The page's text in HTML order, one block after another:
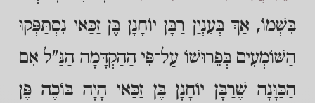
בִּשְׁמוֹ, אַךְ בְּעִנְיַן רַבָּן יוֹחָנָן בֶּן זַכַּאי נִסְתַּפְּקוּ
הַשּׁוֹמְעִים בְּפֵרוּשׁוֹ עַל־פִּי הַהַקְדָּמָה הַנַּ"ל אִם
הַכַּוָּנָה שֶׁרַבָּן יוֹחָנָן בֶּן זַכַּאי הָיָה בּוֹכֶה פֶּן